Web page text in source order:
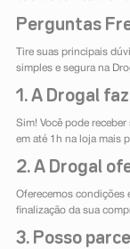
Perguntas
Tire suas principais
simples e segura na
1. A Drogal
Sim! Você pode
em até 1h na loja mais
2. A Drogal
Oferecemos condições
finalização da sua
3. Posso